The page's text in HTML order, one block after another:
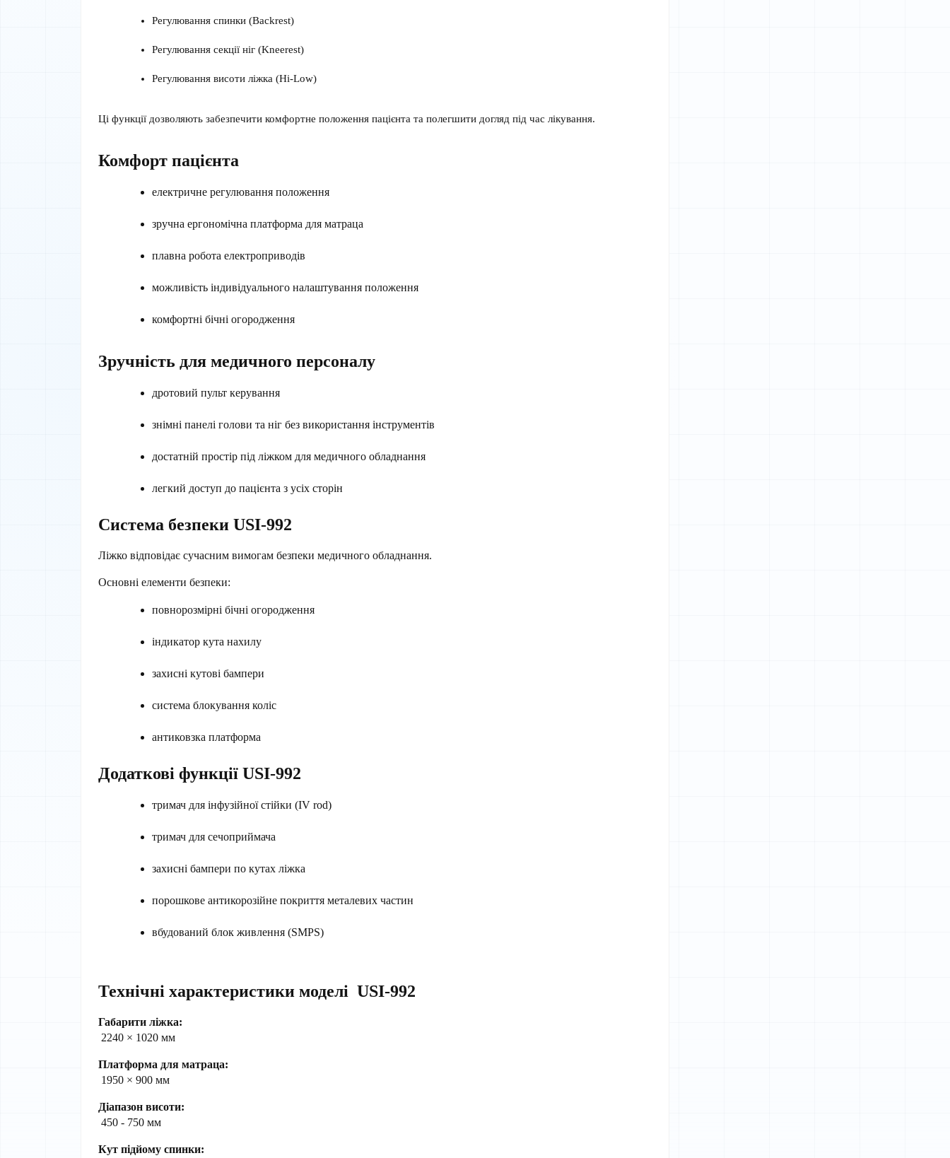
Регулювання спинки (Backrest)
Регулювання секції ніг (Kneerest)
Регулювання висоти ліжка (Hi-Low)
Ці функції дозволяють забезпечити комфортне положення пацієнта та полегшити догляд під час лікування.
Комфорт пацієнта
електричне регулювання положення
зручна ергономічна платформа для матраца
плавна робота електроприводів
можливість індивідуального налаштування положення
комфортні бічні огородження
Зручність для медичного персоналу
дротовий пульт керування
знімні панелі голови та ніг без використання інструментів
достатній простір під ліжком для медичного обладнання
легкий доступ до пацієнта з усіх сторін
Система безпеки USI-992
Ліжко відповідає сучасним вимогам безпеки медичного обладнання.
Основні елементи безпеки:
повнорозмірні бічні огородження
індикатор кута нахилу
захисні кутові бампери
система блокування коліс
антиковзка платформа
Додаткові функції USI-992
тримач для інфузійної стійки (IV rod)
тримач для сечоприймача
захисні бампери по кутах ліжка
порошкове антикорозійне покриття металевих частин
вбудований блок живлення (SMPS)
Технічні характеристики моделі  USI-992
Габарити ліжка:
2240 × 1020 мм
Платформа для матраца:
1950 × 900 мм
Діапазон висоти:
450 - 750 мм
Кут підйому спинки: